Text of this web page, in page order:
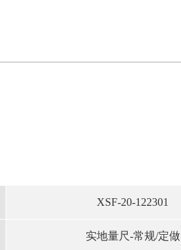
XSF-20-122301
实地量尺-常规/定做